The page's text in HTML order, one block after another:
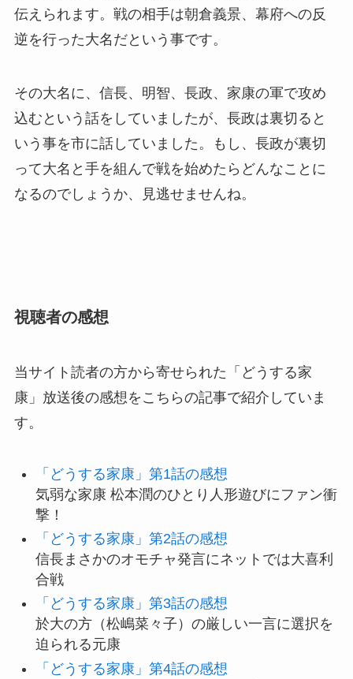
伝えられます。戦の相手は朝倉義景、幕府への反
逆を行った大名だという事です。
その大名に、信長、明智、長政、家康の軍で攻め
込むという話をしていましたが、長政は裏切ると
いう事を市に話していました。もし、長政が裏切
って大名と手を組んで戦を始めたらどんなことに
なるのでしょうか、見逃せませんね。
視聴者の感想
当サイト読者の方から寄せられた「どうする家
康」放送後の感想をこちらの記事で紹介していま
す。
「どうする家康」第1話の感想
気弱な家康 松本潤のひとり人形遊びにファン衝
撃！
「どうする家康」第2話の感想
信長まさかのオモチャ発言にネットでは大喜利
合戦
「どうする家康」第3話の感想
於大の方（松嶋菜々子）の厳しい一言に選択を
迫られる元康
「どうする家康」第4話の感想